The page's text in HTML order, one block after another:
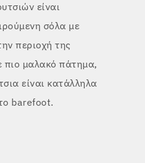
είναι
σόλα με
περιοχή της
πιο μαλακό πάτημα,
είναι κατάλληλα
barefoot.